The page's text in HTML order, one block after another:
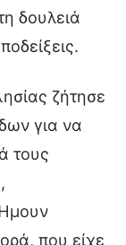
δουλειά
ζήτησε
για να
τους
που είχε